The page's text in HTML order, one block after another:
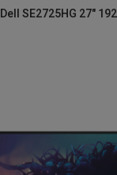
Dell SE2725HG 27"